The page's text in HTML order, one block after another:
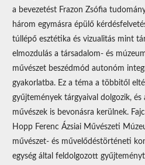
a bevezetést Frazon Zsófia
három egymásra épülő
túllépő esztétika és vizualitás mint
elmozdulás a társadalom- és
művészet beszédmód autonóm
gyakorlatba. Ez a téma a többitől
gyűjtemények tárgyaival dolgozik, és
művészek is bevonásra kerülnek.
Hopp Ferenc Ázsiai Művészeti
művészet- és művelődéstörténeti
egység által feldolgozott